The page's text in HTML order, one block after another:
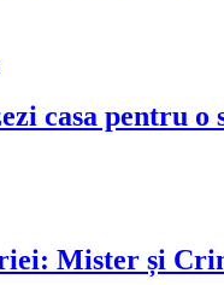
casa pentru o
Mister și